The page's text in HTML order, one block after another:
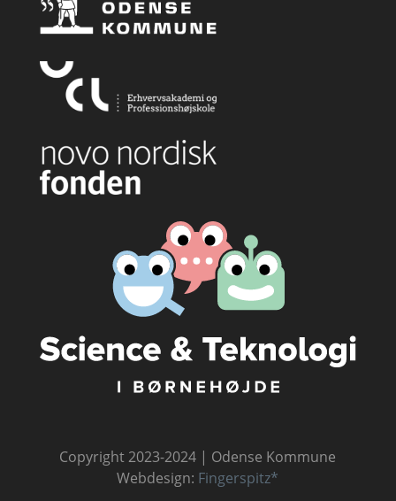
Copyright 2023-2024 | Odense Kommune
Webdesign: Fingerspitz*